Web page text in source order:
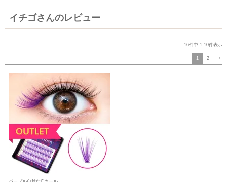
イチゴさんのレビュー
16件中 1-10件表示
1 2